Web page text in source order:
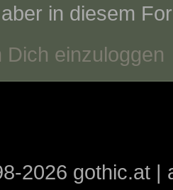
in diesem
einzuloggen
2026 gothic.at |